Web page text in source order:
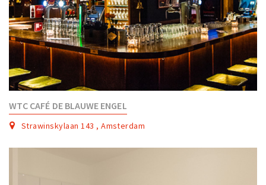
WTC CAFÉ DE BLAUWE ENGEL
Strawinskylaan 143 , Amsterdam